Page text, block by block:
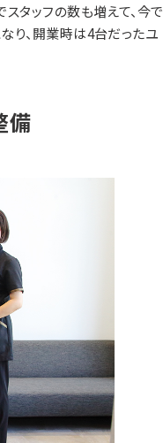
タッフの数も増えて、今で
り、開業時は4台だったユ
備